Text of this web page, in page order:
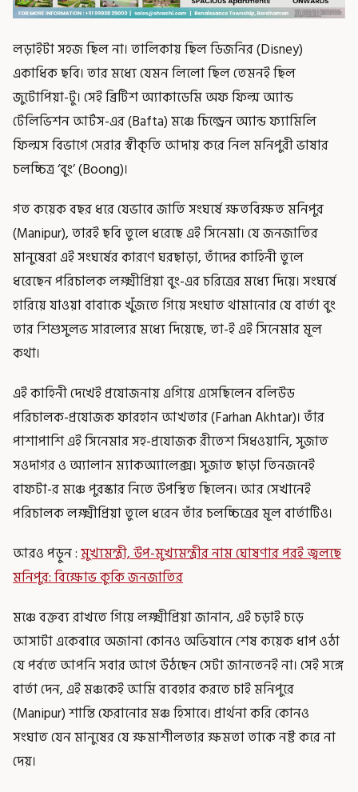
লড়াইটা সহজ ছিল না। তালিকায় ছিল ডিজনির (Disney)
একাধিক ছবি। তার মধ্যে যেমন লিলো ছিল তেমনই ছিল
জুটোপিয়া-টু। সেই ব্রিটিশ অ্যাকাডেমি অফ ফিল্ম অ্যান্ড
টেলিভিশন আর্টস-এর (Bafta) মঞ্চে চিল্ড্রেন অ্যান্ড ফ্যামিলি
ফিল্মস বিভাগে সেরার স্বীকৃতি আদায় করে নিল মনিপুরী ভাষার
চলচ্চিত্র ‘বুং’ (Boong)।
গত কয়েক বছর ধরে যেভাবে জাতি সংঘর্ষে ক্ষতবিক্ষত মনিপুর
(Manipur), তারই ছবি তুলে ধরেছে এই সিনেমা। যে জনজাতির
মানুষেরা এই সংঘর্ষের কারণে ঘরছাড়া, তাঁদের কাহিনী তুলে
ধরেছেন পরিচালক লক্ষ্মীপ্রিয়া বুং-এর চরিত্রের মধ্যে দিয়ে। সংঘর্ষে
হারিয়ে যাওয়া বাবাকে খুঁজতে গিয়ে সংঘাত থামানোর যে বার্তা বুং
তার শিশুসুলভ সারল্যের মধ্যে দিয়েছে, তা-ই এই সিনেমার মূল
কথা।
এই কাহিনী দেখেই প্রযোজনায় এগিয়ে এসেছিলেন বলিউড
পরিচালক-প্রযোজক ফারহান আখতার (Farhan Akhtar)। তাঁর
পাশাপাশি এই সিনেমার সহ-প্রযোজক রীতেশ সিধওয়ানি, সুজাত
সওদাগর ও অ্যালান ম্যাকঅ্যালেক্স। সুজাত ছাড়া তিনজনেই
বাফটা-র মঞ্চে পুরস্কার নিতে উপস্থিত ছিলেন। আর সেখানেই
পরিচালক লক্ষ্মীপ্রিয়া তুলে ধরেন তাঁর চলচ্চিত্রের মূল বার্তাটিও।
আরও পড়ুন :মুখ্যমন্ত্রী, উপ-মুখ্যমন্ত্রীর নাম ঘোষণার পরই জ্বলছে
মনিপুর: বিক্ষোভ কুকি জনজাতির
মঞ্চে বক্তব্য রাখতে গিয়ে লক্ষ্মীপ্রিয়া জানান, এই চড়াই চড়ে
আসাটা একেবারে অজানা কোনও অভিযানে শেষ কয়েক ধাপ ওঠা
যে পর্বতে আপনি সবার আগে উঠছেন সেটা জানতেনই না। সেই সঙ্গে
বার্তা দেন, এই মঞ্চকেই আমি ব্যবহার করতে চাই মনিপুরে
(Manipur) শান্তি ফেরানোর মঞ্চ হিসাবে। প্রার্থনা করি কোনও
সংঘাত যেন মানুষের যে ক্ষমাশীলতার ক্ষমতা তাকে নষ্ট করে না
দেয়।